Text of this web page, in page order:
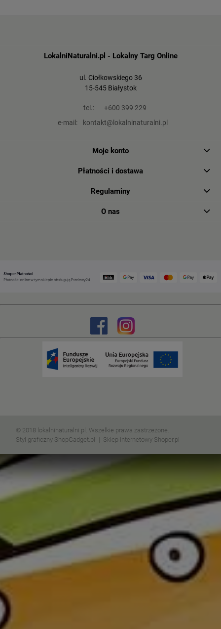
LokalniNaturalni.pl - Lokalny Targ Online
ul. Ciołkowskiego 36
15-545 Białystok
tel.:
+600 399 229
e-mail:
kontakt@lokalninaturalni.pl
Moje konto
Płatności i dostawa
Regulaminy
O nas
© 2018 lokalninaturalni.pl. Wszelkie prawa zastrzeżone.
Styl graficzny ShopGadget.pl
Sklep internetowy Shoper.pl